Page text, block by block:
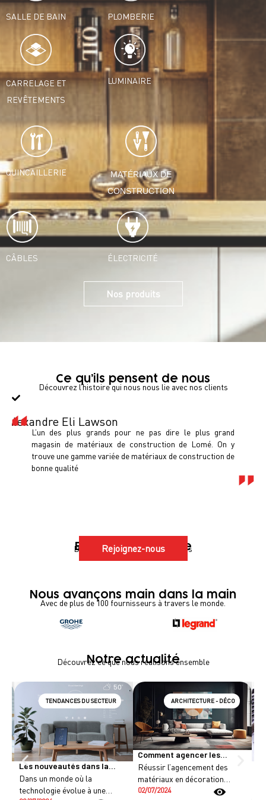
SALLE DE BAIN PLOMBERIE
CARRELAGE ET
REVÊTEMENTS
LUMINAIRE
QUINCAILLERIE
MATÉRIAUX DE
CONSTRUCTION
CÂBLES ÉLECTRICITÉ
Nos produits
Ce qu’ils pensent de nous
Découvrez l’histoire qui nous nous lie avec nos clients
Alexandre Eli Lawson
L’un des plus grands pour ne pas dire le plus grand
magasin de matériaux de construction de Lomé. On y
trouve une gamme variée de matériaux de construction de
bonne qualité
Evoluons ensemble
Découvrez les postes disponibles
Rejoignez-nous
Nous avançons main dans la main
Avec de plus de 100 fournisseurs à travers le monde.
Notre actualité
Découvrez ce que nous réalisons ensemble
TENDANCES DU SECTEUR
Les nouveautés dans la
Technologie des Smart
Homes
Dans un monde où la
technologie évolue à une
ARCHITECTURE - DÉCO
Comment agencer les
différents matériaux en
décoration d’intérieur
Réussir l’agencement des
matériaux en décoration
d'intérieur nécessite un
02/07/2024